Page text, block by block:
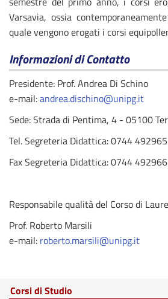
Varsavia, ossia
quale vengono erogati i corsi
Informazioni di Contatto
Presidente: Prof. Andrea Di Schino
e-mail:andrea.dischino@unipg.it
Sede: Strada di Pentima, 4 - 05100
Tel. Segreteria Didattica: 0744 492965
Fax Segreteria Didattica: 0744 492966
Responsabile qualità del Corso di
Prof. Roberto Marsili
e-mail: roberto.marsili@unipg.it
Corsi di Studio